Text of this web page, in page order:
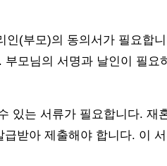
(부모)의 동의서가 필요합
모님의 서명과 날인이 필요
있는 서류가 필요합니다. 재
받아 제출해야 합니다. 이